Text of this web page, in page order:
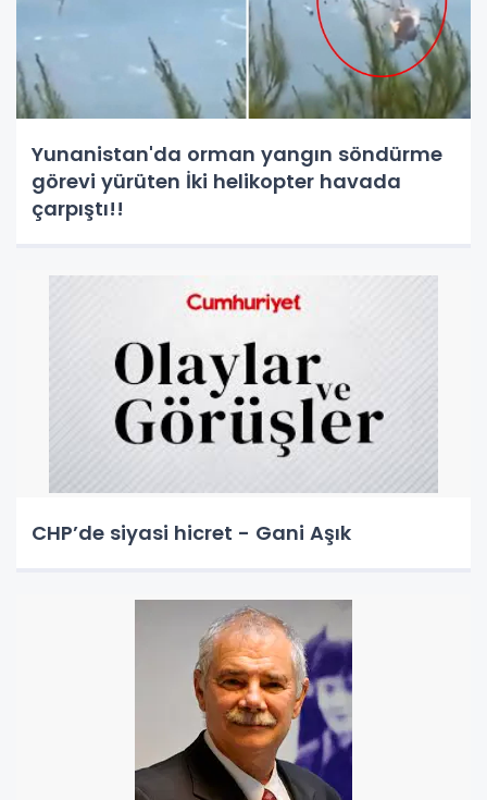
Yunanistan'da orman yangın söndürme
görevi yürüten İki helikopter havada
çarpıştı!!
CHP’de siyasi hicret - Gani Aşık